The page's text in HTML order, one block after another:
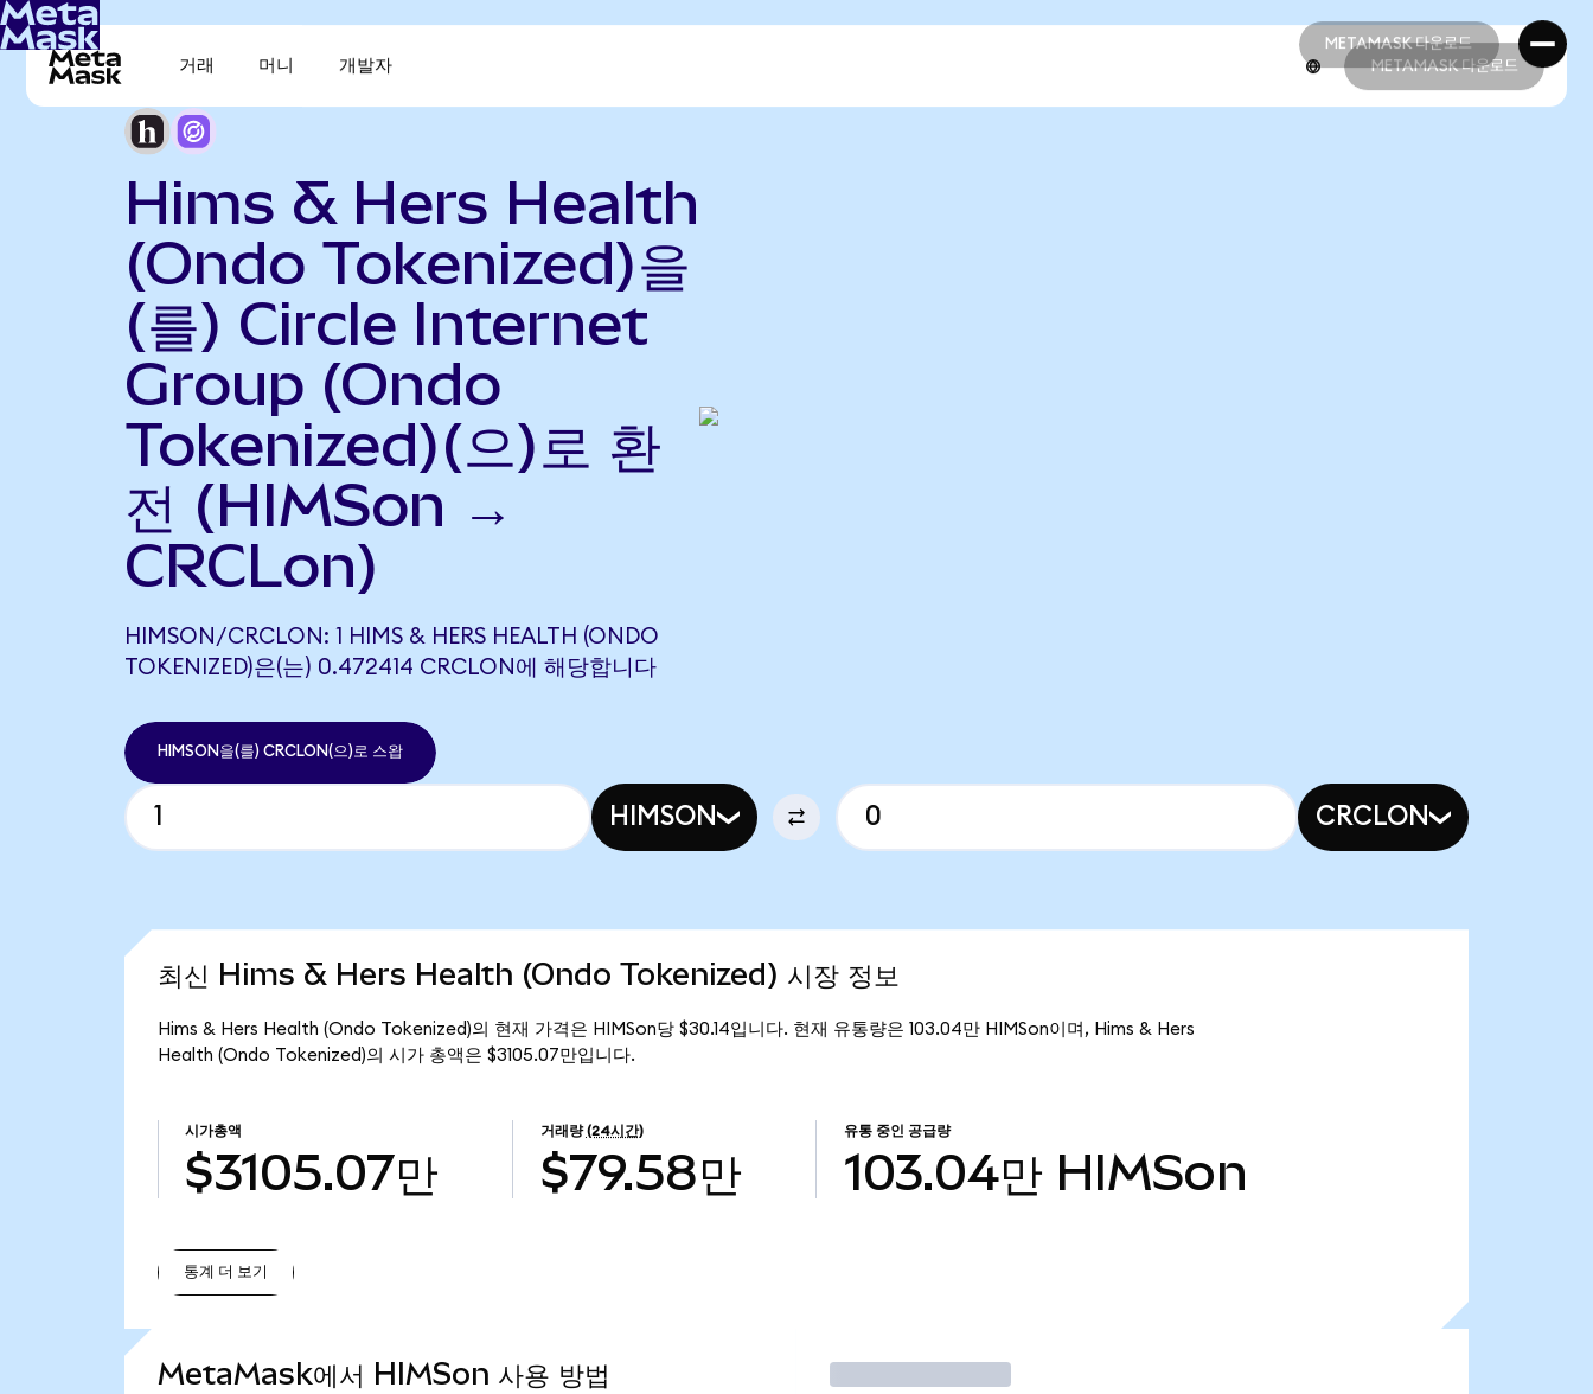
METAMASK 다운로드
METAMASK 다운로드
거래 머니 개발자 METAMASK 다운로드
Hims & Hers Health
(Ondo Tokenized)을
(를) Circle Internet
Group (Ondo
Tokenized)(으)로 환
전 (HIMSon →
CRCLon)
HIMSON/CRCLON: 1 HIMS & HERS HEALTH (ONDO
TOKENIZED)은(는) 0.472414 CRCLON에 해당합니다
HIMSON을(를) CRCLON(으)로 스왑
HIMSON CRCLON
최신 Hims & Hers Health (Ondo Tokenized) 시장 정보
Hims & Hers Health (Ondo Tokenized)의 현재 가격은 HIMSon당 $30.14입니다. 현재 유통량은 103.04만 HIMSon이며, Hims & Hers
Health (Ondo Tokenized)의 시가 총액은 $3105.07만입니다.
시가총액
$3105.07만
거래량 (24시간)
$79.58만
유통 중인 공급량
103.04만 HIMSon
통계 더 보기
MetaMask에서 HIMSon 사용 방법 거래